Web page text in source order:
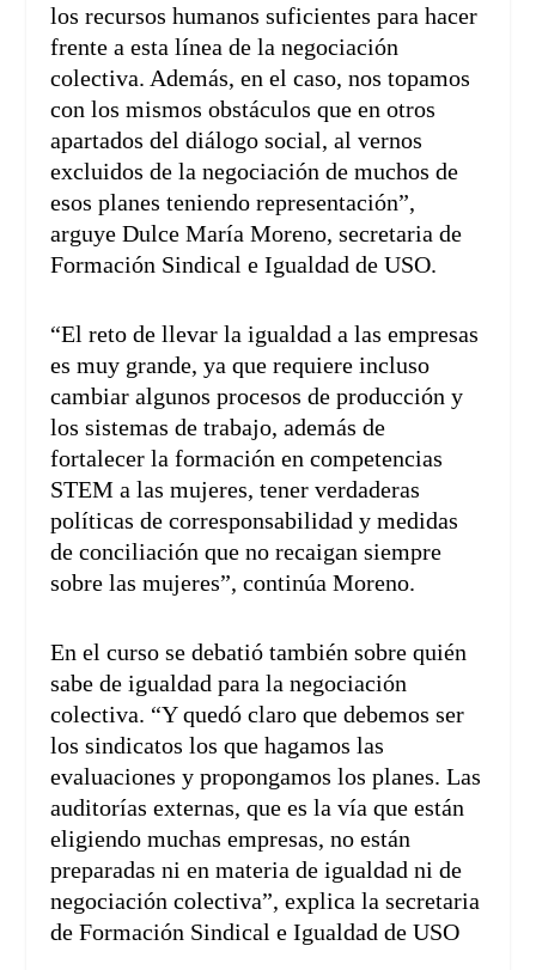
los recursos humanos suficientes para hacer
frente a esta línea de la negociación
colectiva. Además, en el caso, nos topamos
con los mismos obstáculos que en otros
apartados del diálogo social, al vernos
excluidos de la negociación de muchos de
esos planes teniendo representación”,
arguye Dulce María Moreno, secretaria de
Formación Sindical e Igualdad de USO.
“El reto de llevar la igualdad a las empresas
es muy grande, ya que requiere incluso
cambiar algunos procesos de producción y
los sistemas de trabajo, además de
fortalecer la formación en competencias
STEM a las mujeres, tener verdaderas
políticas de corresponsabilidad y medidas
de conciliación que no recaigan siempre
sobre las mujeres”, continúa Moreno.
En el curso se debatió también sobre quién
sabe de igualdad para la negociación
colectiva. “Y quedó claro que debemos ser
los sindicatos los que hagamos las
evaluaciones y propongamos los planes. Las
auditorías externas, que es la vía que están
eligiendo muchas empresas, no están
preparadas ni en materia de igualdad ni de
negociación colectiva”, explica la secretaria
de Formación Sindical e Igualdad de USO